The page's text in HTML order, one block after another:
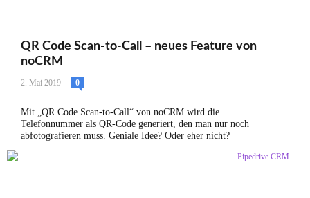
QR Code Scan-to-Call – neues Feature von
noCRM
2. Mai 2019 0
Mit „QR Code Scan-to-Call“ von noCRM wird die
Telefonnummer als QR-Code generiert, den man nur noch
abfotografieren muss. Geniale Idee? Oder eher nicht?